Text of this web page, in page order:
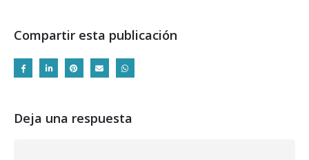
Compartir esta publicación
Deja una respuesta